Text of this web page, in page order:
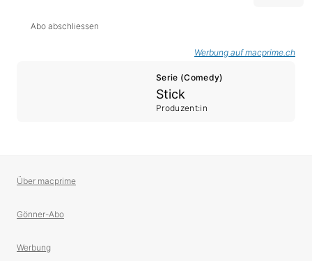
Abo abschliessen
Werbung auf macprime.ch
Serie (Comedy)
Stick
Produzent:in
Über macprime
Gönner-Abo
Werbung